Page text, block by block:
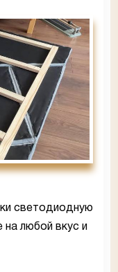
светодиодную
на любой вкус и